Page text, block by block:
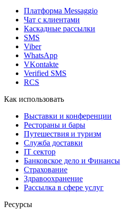
Платформа Messaggio
Чат с клиентами
Каскадные рассылки
SMS
Viber
WhatsApp
VKontakte
Verified SMS
RCS
Как использовать
Выставки и конференции
Рестораны и бары
Путешествия и туризм
Служба доставки
IT сектор
Банковское дело и Финансы
Страхование
Здравоохранение
Рассылка в сфере услуг
Ресурсы